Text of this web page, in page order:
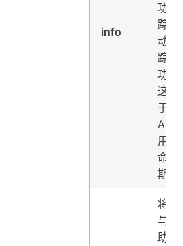
info
功、
踪已
动和
踪成
功）
这有
于显
API
用的
命周
期。
将记
与可
助我